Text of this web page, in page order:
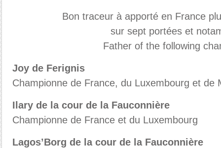
Bon traceur à apporté en France
sur sept portées et
Father of the following
Joy de Ferignis
Championne de France, du Luxembourg et de
Ilary de la cour de la Fauconnière
Championne de France et du Luxembourg
Lagos’Borg de la cour de la Fauconnière